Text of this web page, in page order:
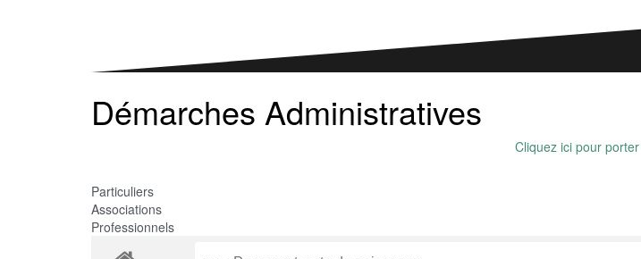
Démarches Administratives
Cliquez ici pour
Particuliers
Associations
Professionnels